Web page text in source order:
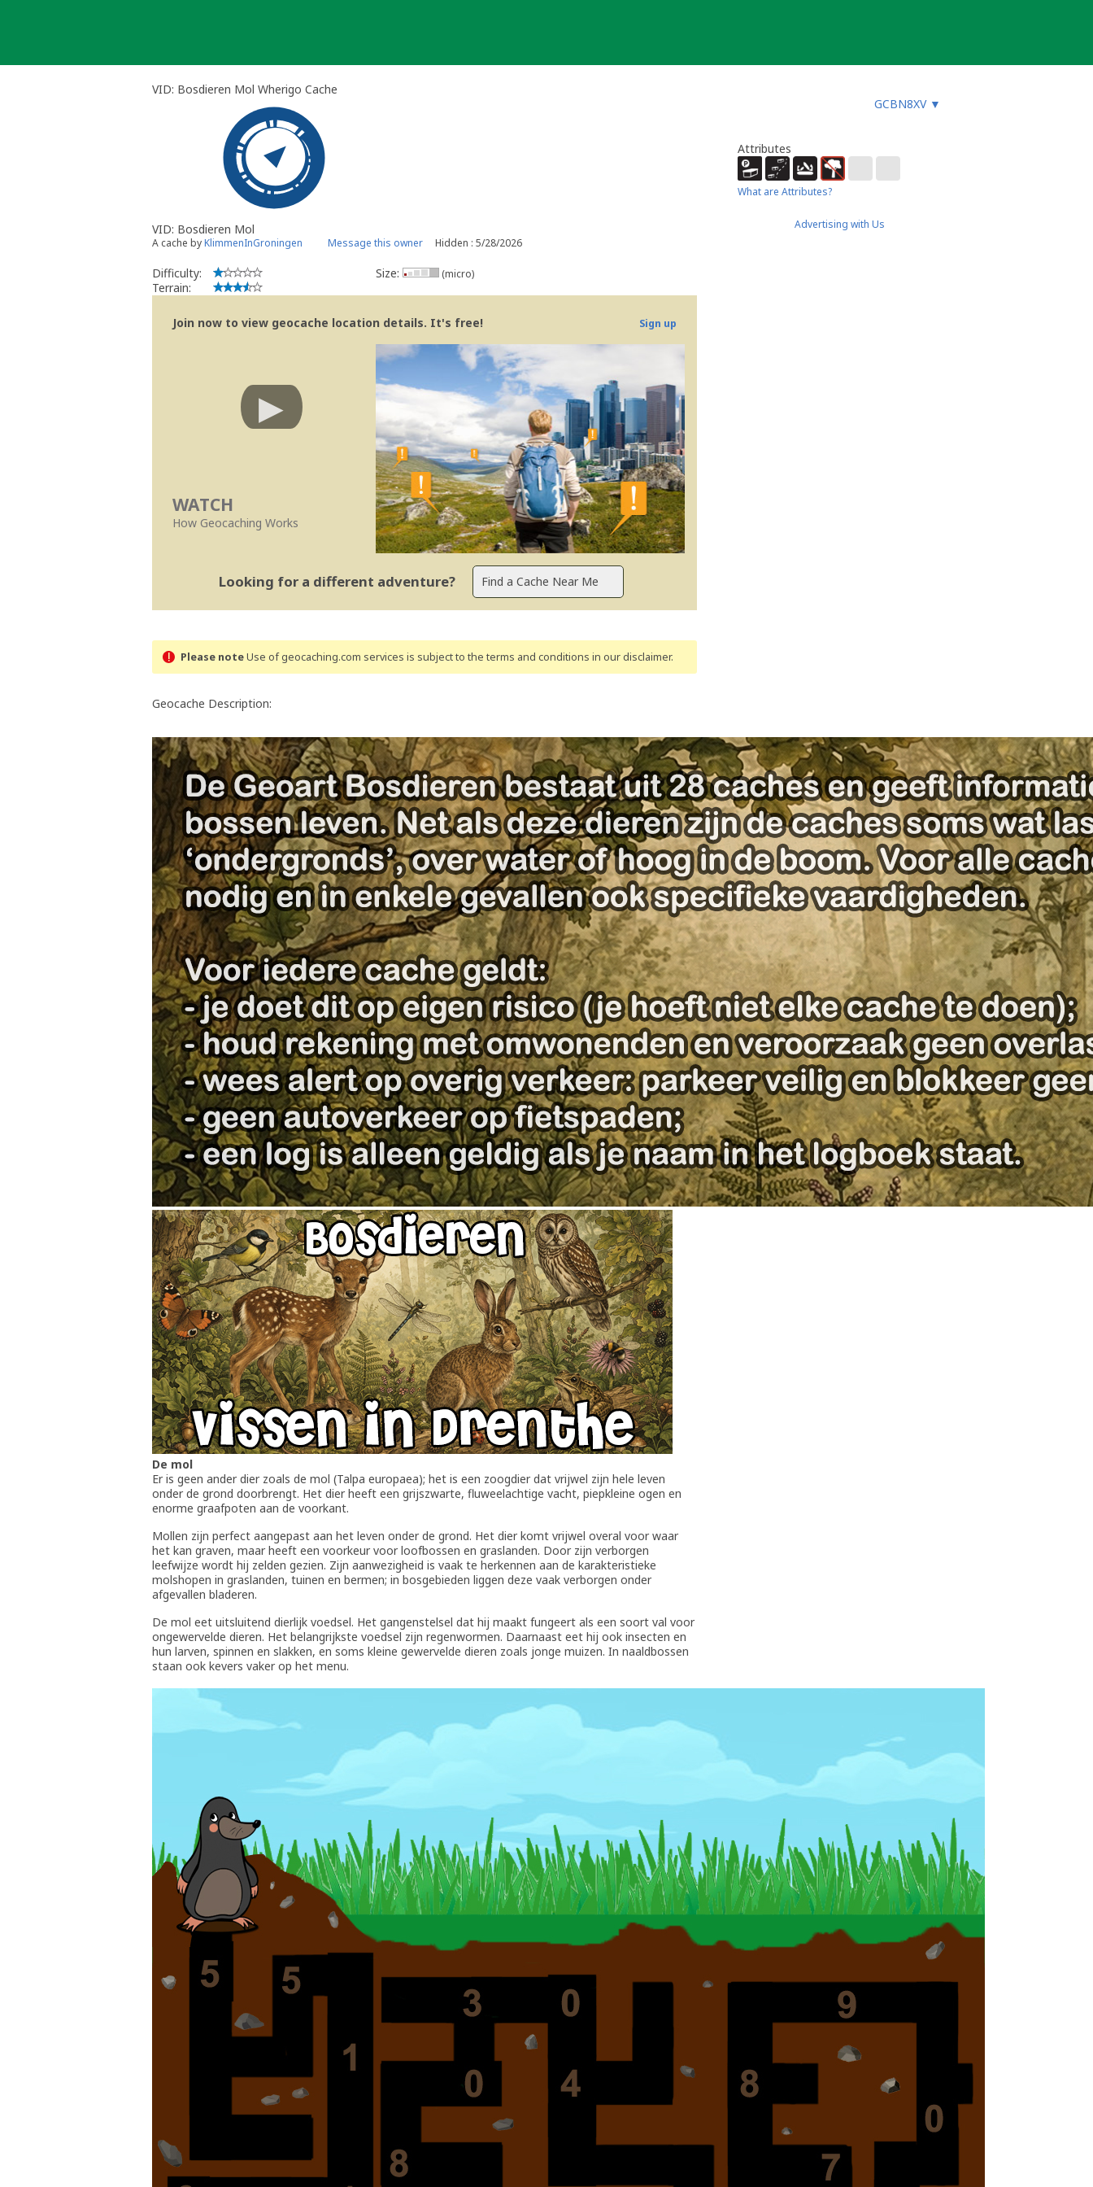
VID: Bosdieren Mol Wherigo Cache
GCBN8XV ▼
VID: Bosdieren Mol
A cache byKlimmenInGroningen Message this owner Hidden : 5/28/2026
Difficulty:
Terrain:
Size: (micro)
Join now to view geocache location details. It's free! Sign up
WATCH
How Geocaching Works
Looking for a different adventure?
Please noteUse of geocaching.com services is subject to the terms and conditions in our disclaimer.
Geocache Description:
De mol
Er is geen ander dier zoals de mol (Talpa europaea); het is een zoogdier dat vrijwel zijn hele leven
onder de grond doorbrengt. Het dier heeft een grijszwarte, fluweelachtige vacht, piepkleine ogen en
enorme graafpoten aan de voorkant.
Mollen zijn perfect aangepast aan het leven onder de grond. Het dier komt vrijwel overal voor waar
het kan graven, maar heeft een voorkeur voor loofbossen en graslanden. Door zijn verborgen
leefwijze wordt hij zelden gezien. Zijn aanwezigheid is vaak te herkennen aan de karakteristieke
molshopen in graslanden, tuinen en bermen; in bosgebieden liggen deze vaak verborgen onder
afgevallen bladeren.
De mol eet uitsluitend dierlijk voedsel. Het gangenstelsel dat hij maakt fungeert als een soort val voor
ongewervelde dieren. Het belangrijkste voedsel zijn regenwormen. Daarnaast eet hij ook insecten en
hun larven, spinnen en slakken, en soms kleine gewervelde dieren zoals jonge muizen. In naaldbossen
staan ook kevers vaker op het menu.
Attributes
What are Attributes?
Advertising with Us